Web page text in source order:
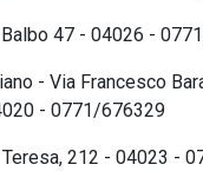
47 - 04026 -
- Via Francesco
- 0771/676329
Teresa, 212 - 04023 -